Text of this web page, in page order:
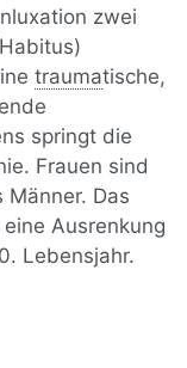
zwei
traumatische,
springt die
Frauen sind
Das
Ausrenkung
Lebensjahr.
die